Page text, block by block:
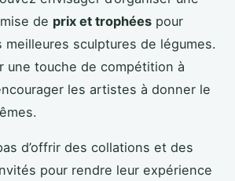
de prix et trophées pour
meilleures sculptures de légumes.
une touche de compétition à
les artistes à donner le
d’offrir des collations et des
pour rendre leur expérience